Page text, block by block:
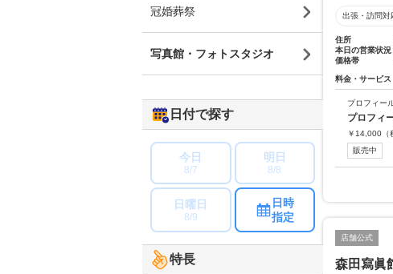
出張・訪問対
住所
本日の営業状況
価格帯
料金・サービス
プロフィー
プロフィ
￥ 14,000
販売中
店舗公式
森田寫眞
冠婚葬祭
写真館・フォトスタジオ
日付で探す
今日
8/7
明日
8/8
日曜日
8/9
日時
指定
特長